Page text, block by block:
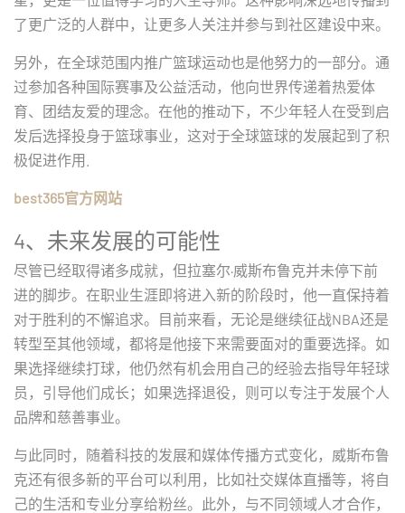
了更广泛的人群中，让更多人关注并参与到社区建设中来。
另外，在全球范围内推广篮球运动也是他努力的一部分。通
过参加各种国际赛事及公益活动，他向世界传递着热爱体
育、团结友爱的理念。在他的推动下，不少年轻人在受到启
发后选择投身于篮球事业，这对于全球篮球的发展起到了积
极促进作用.
best365官方网站
4、未来发展的可能性
尽管已经取得诸多成就，但拉塞尔·威斯布鲁克并未停下前
进的脚步。在职业生涯即将进入新的阶段时，他一直保持着
对于胜利的不懈追求。目前来看，无论是继续征战NBA还是
转型至其他领域，都将是他接下来需要面对的重要选择。如
果选择继续打球，他仍然有机会用自己的经验去指导年轻球
员，引导他们成长；如果选择退役，则可以专注于发展个人
品牌和慈善事业。
与此同时，随着科技的发展和媒体传播方式变化，威斯布鲁
克还有很多新的平台可以利用，比如社交媒体直播等，将自
己的生活和专业分享给粉丝。此外，与不同领域人才合作，